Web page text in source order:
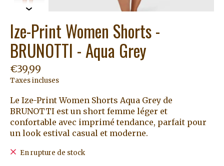
Ize-Print Women Shorts -
BRUNOTTI - Aqua Grey
€39,99
Taxes incluses
Le Ize-Print Women Shorts Aqua Grey de
BRUNOTTI est un short femme léger et
confortable avec imprimé tendance, parfait pour
un look estival casual et moderne.
En rupture de stock